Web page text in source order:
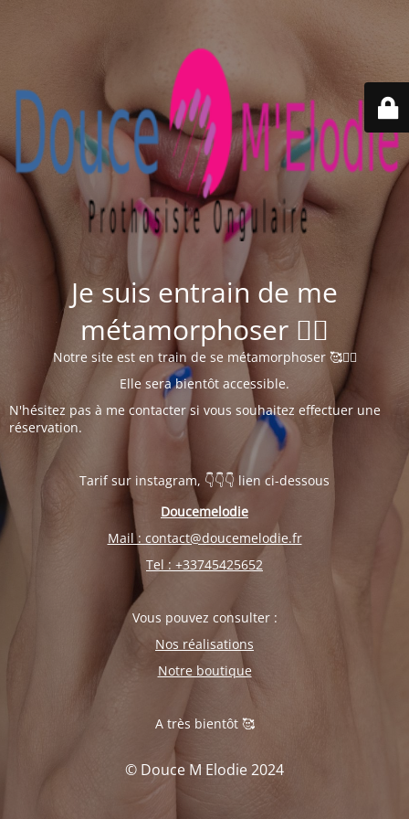
Je suis entrain de me
métamorphoser 🧘‍♀️
Notre site est en train de se métamorphoser 🥰🧘‍♀️
Elle sera bientôt accessible.
N'hésitez pas à me contacter si vous souhaitez effectuer une
réservation.
Tarif sur instagram, 👇👇👇 lien ci-dessous
Doucemelodie
Mail : contact@doucemelodie.fr
Tel : +33745425652
Vous pouvez consulter :
Nos réalisations
Notre boutique
A très bientôt 🥰
© Douce M Elodie 2024